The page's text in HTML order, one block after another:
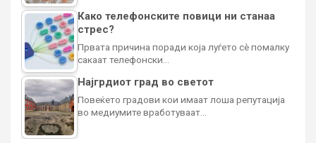
Како телефонските повици ни станаа
стрес?
Првата причина поради која луѓето сè помалку
сакаат телефонски…
Најгрдиот град во светот
Повеќето градови кои имаат лоша репутација
во медиумите вработуваат…